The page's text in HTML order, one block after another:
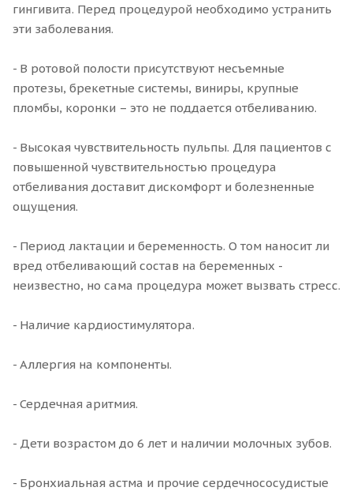
гингивита. Перед процедурой необходимо устранить
эти заболевания.
- В ротовой полости присутствуют несъемные
протезы, брекетные системы, виниры, крупные
пломбы, коронки – это не поддается отбеливанию.
- Высокая чувствительность пульпы. Для пациентов с
повышенной чувствительностью процедура
отбеливания доставит дискомфорт и болезненные
ощущения.
- Период лактации и беременность. О том наносит ли
вред отбеливающий состав на беременных -
неизвестно, но сама процедура может вызвать стресс.
- Наличие кардиостимулятора.
- Аллергия на компоненты.
- Сердечная аритмия.
- Дети возрастом до 6 лет и наличии молочных зубов.
- Бронхиальная астма и прочие сердечнососудистые